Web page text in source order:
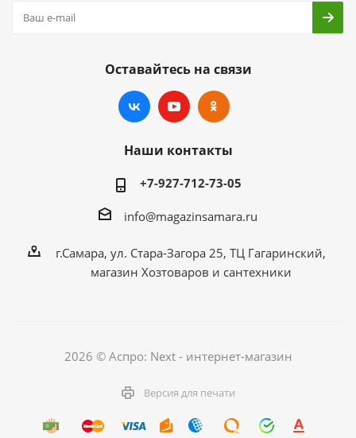
Оставайтесь на связи
Наши контакты
+7-927-712-73-05
info@magazinsamara.ru
г.Самара, ул. Стара-Загора 25, ТЦ Гагаринский,
магазин Хозтоваров и сантехники
2026 © Аспро: Next - интернет-магазин
Версия для печати